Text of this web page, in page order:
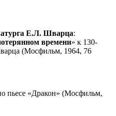
Е.Л. Шварца:
времени» к 130-
(Мосфильм, 1964, 76
пьесе «Дракон» (Мосфильм,